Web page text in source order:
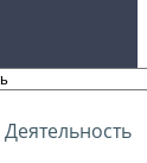
Деятельность